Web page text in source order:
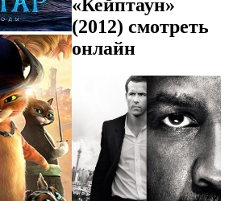
«Кейптаун»
(2012) смотреть
онлайн